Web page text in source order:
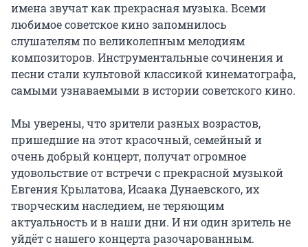
имена звучат как прекрасная музыка. Всеми
любимое советское кино запомнилось
слушателям по великолепным мелодиям
композиторов. Инструментальные сочинения и
песни стали культовой классикой кинематографа,
самыми узнаваемыми в истории советского кино.
Мы уверены, что зрители разных возрастов,
пришедшие на этот красочный, семейный и
очень добрый концерт, получат огромное
удовольствие от встречи с прекрасной музыкой
Евгения Крылатова, Исаака Дунаевского, их
творческим наследием, не теряющим
актуальность и в наши дни. И ни один зритель не
уйдёт с нашего концерта разочарованным.